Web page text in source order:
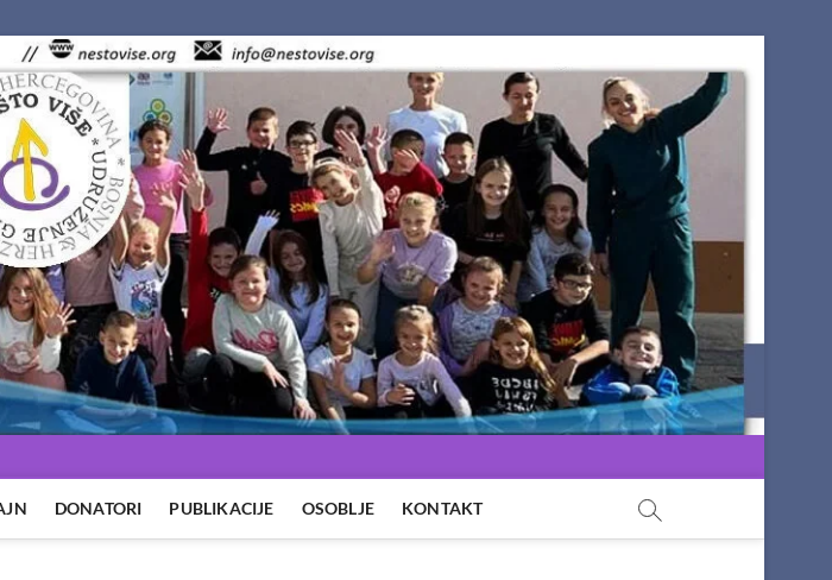
DONATORI PUBLIKACIJE OSOBLJE KONTAKT